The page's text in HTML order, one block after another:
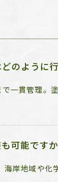
のように
一貫管理。
可能です
岸地域や化